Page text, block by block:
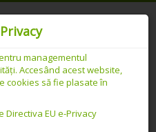
Românesc -
link
managementul
Accesând acest website,
cookies să fie plasate în
Directiva EU e-Privacy